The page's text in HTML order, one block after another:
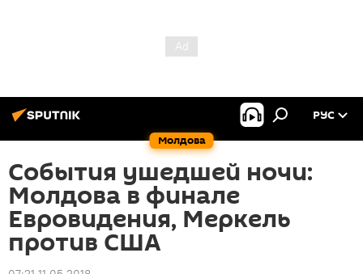
Молдова
РУС
События ушедшей ночи:
Молдова в финале
Евровидения, Меркель
против США